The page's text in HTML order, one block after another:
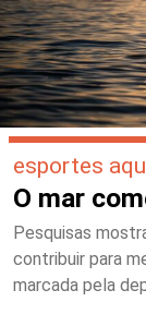
esportes
O mar
Pesquisas
contribuir para
marcada pela